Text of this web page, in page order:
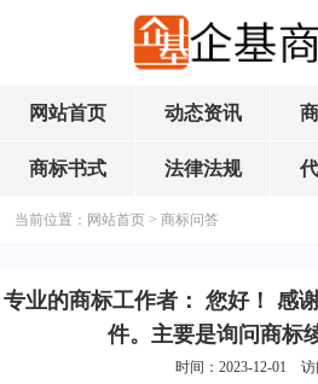
网站首页 动态资讯
商标书式 法律法规
当前位置： 网站首页 > 商标问答
专业的商标工作者： 您好！ 感
件。主要是询问商标
时间：2023-12-01 访